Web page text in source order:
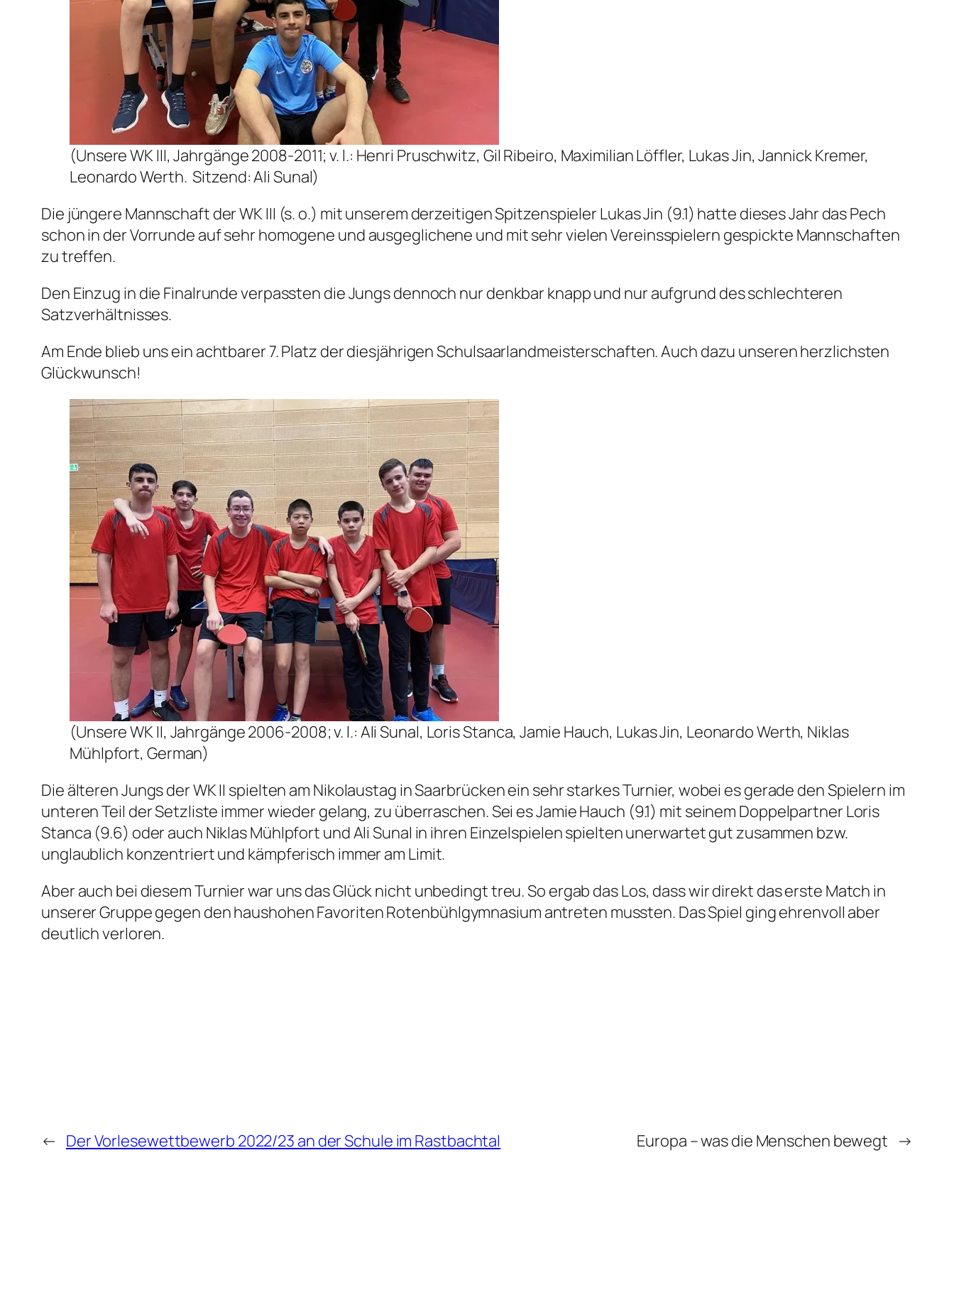
(Unsere WK III, Jahrgänge 2008-2011; v. l.: Henri Pruschwitz, Gil Ribeiro, Maximilian Löffler, Lukas Jin, Jannick Kremer,
Leonardo Werth. Sitzend: Ali Sunal)
Die jüngere Mannschaft der WK III (s. o.) mit unserem derzeitigen Spitzenspieler Lukas Jin (9.1) hatte dieses Jahr das Pech
schon in der Vorrunde auf sehr homogene und ausgeglichene und mit sehr vielen Vereinsspielern gespickte Mannschaften
zu treffen.
Den Einzug in die Finalrunde verpassten die Jungs dennoch nur denkbar knapp und nur aufgrund des schlechteren
Satzverhältnisses.
Am Ende blieb uns ein achtbarer 7. Platz der diesjährigen Schulsaarlandmeisterschaften. Auch dazu unseren herzlichsten
Glückwunsch!
(Unsere WK II, Jahrgänge 2006-2008; v. l.: Ali Sunal, Loris Stanca, Jamie Hauch, Lukas Jin, Leonardo Werth, Niklas
Mühlpfort, German)
Die älteren Jungs der WK II spielten am Nikolaustag in Saarbrücken ein sehr starkes Turnier, wobei es gerade den Spielern im
unteren Teil der Setzliste immer wieder gelang, zu überraschen. Sei es Jamie Hauch (9.1) mit seinem Doppelpartner Loris
Stanca (9.6) oder auch Niklas Mühlpfort und Ali Sunal in ihren Einzelspielen spielten unerwartet gut zusammen bzw.
unglaublich konzentriert und kämpferisch immer am Limit.
Aber auch bei diesem Turnier war uns das Glück nicht unbedingt treu. So ergab das Los, dass wir direkt das erste Match in
unserer Gruppe gegen den haushohen Favoriten Rotenbühlgymnasium antreten mussten. Das Spiel ging ehrenvoll aber
deutlich verloren.
← Der Vorlesewettbewerb 2022/23 an der Schule im Rastbachtal Europa – was die Menschen bewegt →